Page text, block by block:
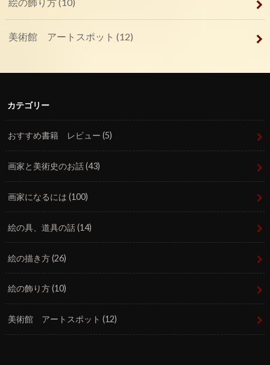
美術館 アートスポット (12)
カテゴリー
おすすめ書籍 レビュー(5)
画家と美術史のお話(43)
画家になるには(100)
絵の具、道具の話(14)
絵の描き方(26)
絵の飾り方(10)
美術館 アートスポット(12)